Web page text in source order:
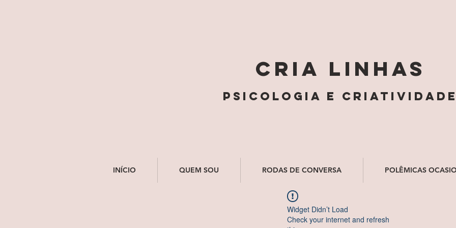
cria linhas
psicologia e
INÍCIO QUEM SOU RODAS DE CONVERSA POLÊMICAS
Widget Didn’t Load
Check your internet and refresh